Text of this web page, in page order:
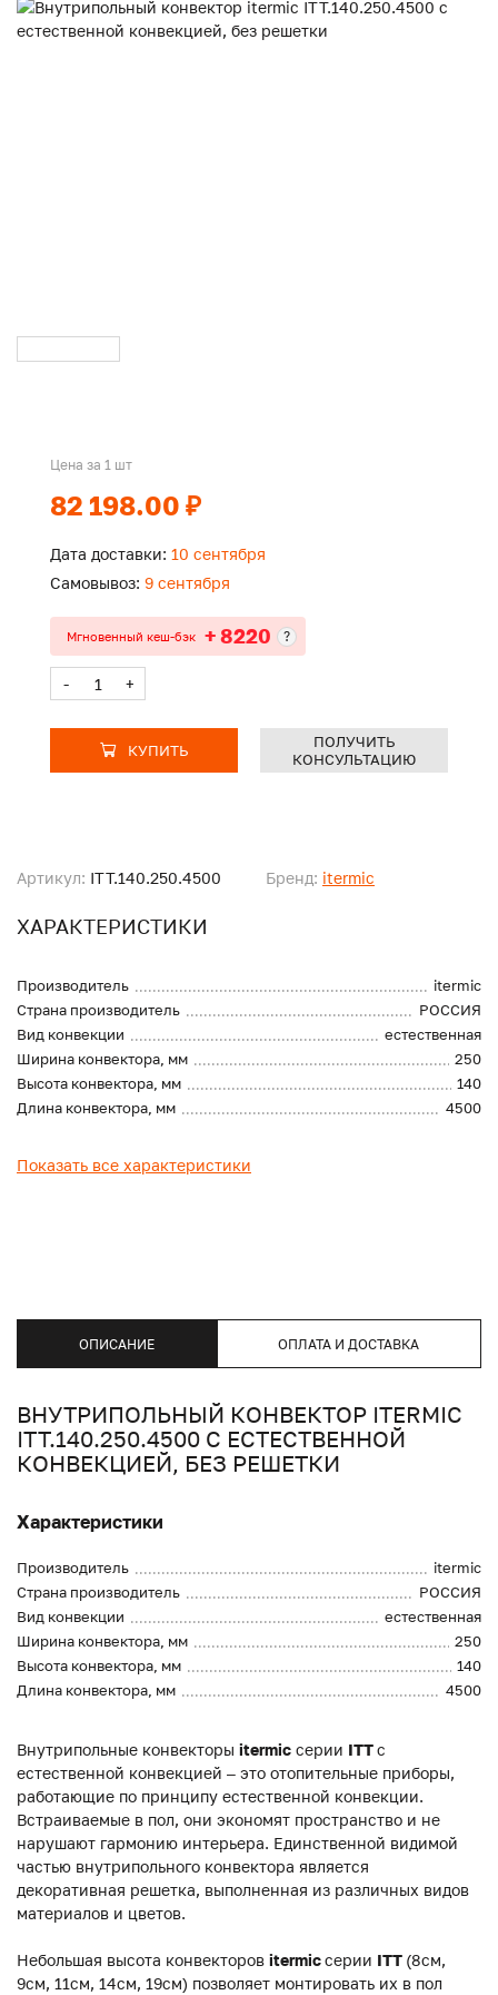
Артикул: ITT.140.250.4500 Бренд: itermic
ХАРАКТЕРИСТИКИ
Производитель
itermic
Страна производитель
РОССИЯ
Вид конвекции
естественная
Ширина конвектора, мм
250
Высота конвектора, мм
140
Длина конвектора, мм
4500
Показать все характеристики
Цена за 1 шт
82 198.00 ₽
Дата доставки: 10 сентября
Самовывоз: 9 сентября
Мгновенный кеш-бэк + 8220 ?
- +
КУПИТЬ
ПОЛУЧИТЬ
КОНСУЛЬТАЦИЮ
ОПИСАНИЕ ОПЛАТА И ДОСТАВКА
ВНУТРИПОЛЬНЫЙ КОНВЕКТОР ITERMIC
ITT.140.250.4500 С ЕСТЕСТВЕННОЙ
КОНВЕКЦИЕЙ, БЕЗ РЕШЕТКИ
Характеристики
Производитель
itermic
Страна производитель
РОССИЯ
Вид конвекции
естественная
Ширина конвектора, мм
250
Высота конвектора, мм
140
Длина конвектора, мм
4500
Внутрипольные конвекторы itermic серии ITTс
естественной конвекцией – это отопительные приборы,
работающие по принципу естественной конвекции.
Встраиваемые в пол, они экономят пространство и не
нарушают гармонию интерьера. Единственной видимой
частью внутрипольного конвектора является
декоративная решетка, выполненная из различных видов
материалов и цветов.
Небольшая высота конвекторов itermicсерии ITT (8см,
9см, 11см, 14см, 19см) позволяет монтировать их в пол